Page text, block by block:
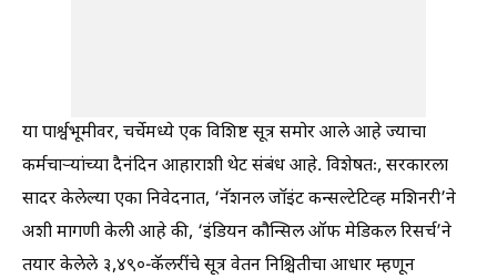
या पार्श्वभूमीवर, चर्चेमध्ये एक विशिष्ट सूत्र समोर आले आहे ज्याचा
कर्मचाऱ्यांच्या दैनंदिन आहाराशी थेट संबंध आहे. विशेषतः, सरकारला
सादर केलेल्या एका निवेदनात, ‘नॅशनल जॉइंट कन्सल्टेटिव्ह मशिनरी’ने
अशी मागणी केली आहे की, ‘इंडियन कौन्सिल ऑफ मेडिकल रिसर्च’ने
तयार केलेले ३,४९०-कॅलरींचे सूत्र वेतन निश्चितीचा आधार म्हणून